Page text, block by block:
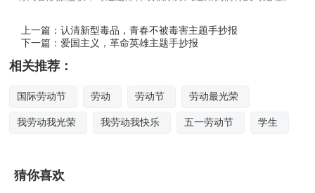
上一篇：认清新型毒品，青春不被毒害主题手抄报
下一篇：爱国主义，革命英雄主题手抄报
相关推荐：
国际劳动节 劳动 劳动节 劳动最光荣
我劳动我光荣 我劳动我快乐 五一劳动节 学生
猜你喜欢